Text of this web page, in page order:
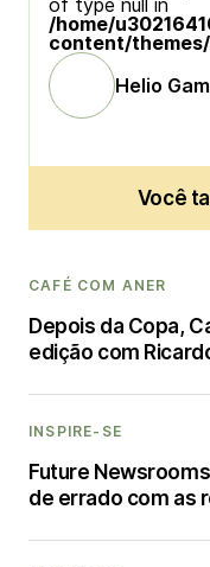
of type null in
/home/
content/
Helio
Você
CAFÉ COM ANER
Depois da Copa,
edição com
INSPIRE-SE
Future
de errado com as